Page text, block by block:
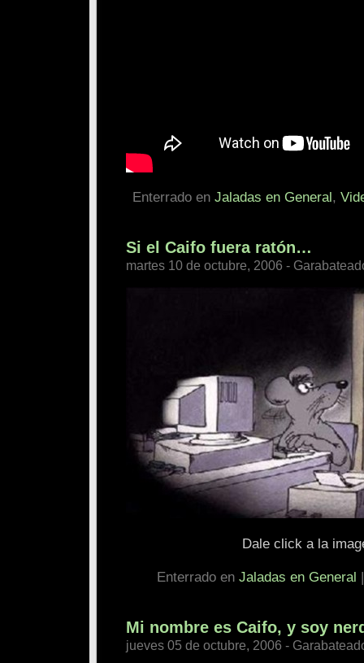
Enterrado en Jaladas en General,
Si el Caifo fuera ratón…
martes 10 de octubre, 2006 -
Dale click a la
Enterrado en Jaladas en General
Mi nombre es Caifo, y soy
jueves 05 de octubre, 2006 -